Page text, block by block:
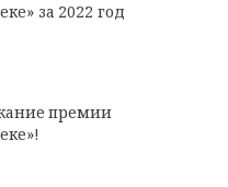
за 2022 год
премии